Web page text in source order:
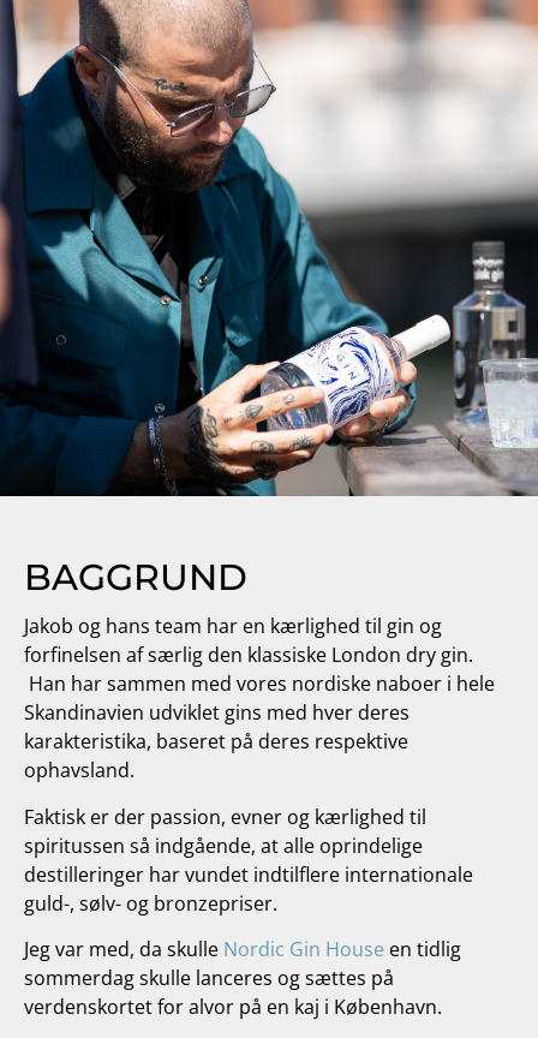
BAGGRUND
Jakob og hans team har en kærlighed til gin og
forfinelsen af særlig den klassiske London dry gin.
Han har sammen med vores nordiske naboer i hele
Skandinavien udviklet gins med hver deres
karakteristika, baseret på deres respektive
ophavsland.
Faktisk er der passion, evner og kærlighed til
spiritussen så indgående, at alle oprindelige
destilleringer har vundet indtilflere internationale
guld-, sølv- og bronzepriser.
Jeg var med, da skulle Nordic Gin House en tidlig
sommerdag skulle lanceres og sættes på
verdenskortet for alvor på en kaj i København.